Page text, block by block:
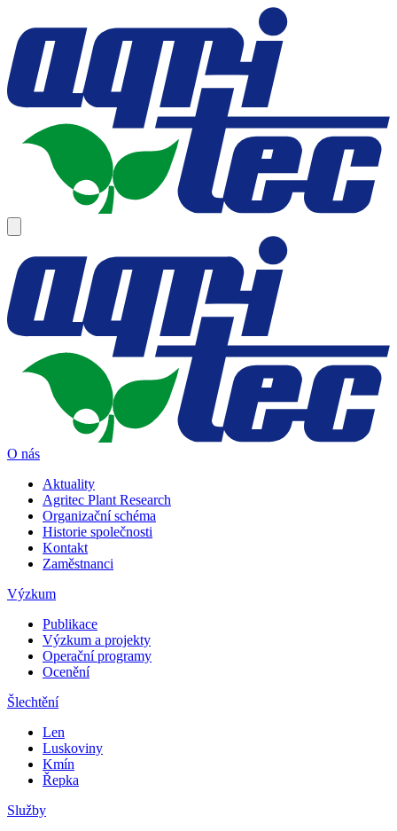
O nás
Aktuality
Agritec Plant Research
Organizační schéma
Historie společnosti
Kontakt
Zaměstnanci
Výzkum
Publikace
Výzkum a projekty
Operační programy
Ocenění
Šlechtění
Len
Luskoviny
Kmín
Řepka
Služby